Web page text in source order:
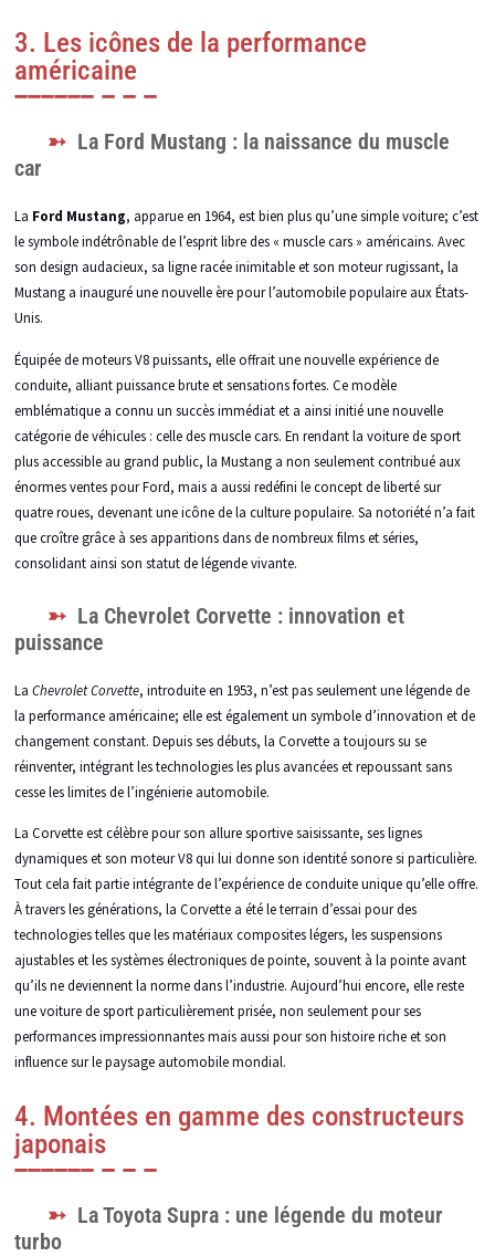
3. Les icônes de la performance
américaine
La Ford Mustang : la naissance du muscle
car
La Ford Mustang, apparue en 1964, est bien plus qu’une simple voiture; c’est
le symbole indétrônable de l’esprit libre des « muscle cars » américains. Avec
son design audacieux, sa ligne racée inimitable et son moteur rugissant, la
Mustang a inauguré une nouvelle ère pour l’automobile populaire aux États-
Unis.
Équipée de moteurs V8 puissants, elle offrait une nouvelle expérience de
conduite, alliant puissance brute et sensations fortes. Ce modèle
emblématique a connu un succès immédiat et a ainsi initié une nouvelle
catégorie de véhicules : celle des muscle cars. En rendant la voiture de sport
plus accessible au grand public, la Mustang a non seulement contribué aux
énormes ventes pour Ford, mais a aussi redéfini le concept de liberté sur
quatre roues, devenant une icône de la culture populaire. Sa notoriété n’a fait
que croître grâce à ses apparitions dans de nombreux films et séries,
consolidant ainsi son statut de légende vivante.
La Chevrolet Corvette : innovation et
puissance
La Chevrolet Corvette, introduite en 1953, n’est pas seulement une légende de
la performance américaine; elle est également un symbole d’innovation et de
changement constant. Depuis ses débuts, la Corvette a toujours su se
réinventer, intégrant les technologies les plus avancées et repoussant sans
cesse les limites de l’ingénierie automobile.
La Corvette est célèbre pour son allure sportive saisissante, ses lignes
dynamiques et son moteur V8 qui lui donne son identité sonore si particulière.
Tout cela fait partie intégrante de l’expérience de conduite unique qu’elle offre.
À travers les générations, la Corvette a été le terrain d’essai pour des
technologies telles que les matériaux composites légers, les suspensions
ajustables et les systèmes électroniques de pointe, souvent à la pointe avant
qu’ils ne deviennent la norme dans l’industrie. Aujourd’hui encore, elle reste
une voiture de sport particulièrement prisée, non seulement pour ses
performances impressionnantes mais aussi pour son histoire riche et son
influence sur le paysage automobile mondial.
4. Montées en gamme des constructeurs
japonais
La Toyota Supra : une légende du moteur
turbo